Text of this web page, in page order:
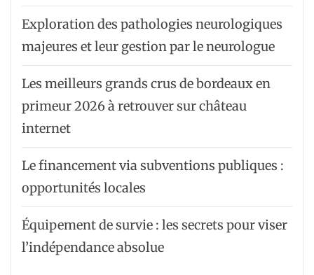
Exploration des pathologies neurologiques
majeures et leur gestion par le neurologue
Les meilleurs grands crus de bordeaux en
primeur 2026 à retrouver sur château
internet
Le financement via subventions publiques :
opportunités locales
Équipement de survie : les secrets pour viser
l’indépendance absolue